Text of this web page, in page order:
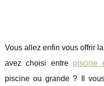
Vous allez enfin vous offrir
avez choisi entre piscine
piscine ou grande ? Il